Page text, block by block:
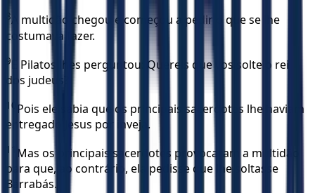
8A multidão chegou e começou a pedir o que se lhe
costumava fazer.
9
E Pilatos lhes perguntou: Quereis que vos solte o rei
dos judeus?
10 Pois ele sabia que os principais sacerdotes lhe haviam
entregado Jesus por inveja.
11
Mas os principais sacerdotes provocaram a multidão
para que, ao contrário, ela pedisse que lhe soltasse
Barrabás.